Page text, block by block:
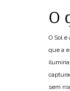
O
O Sol
que a
sem